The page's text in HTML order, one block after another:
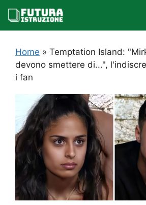
contenuto
Home » Temptation Island:
devono smettere di...",
i fan